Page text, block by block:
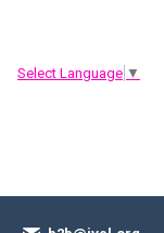
Select Language ▼